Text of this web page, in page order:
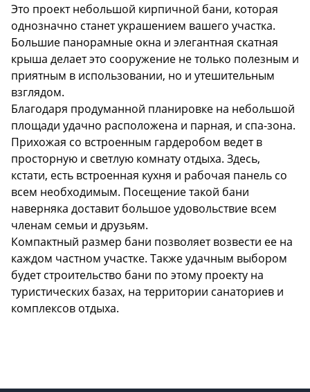
Description
Это проект небольшой кирпичной бани, которая
однозначно станет украшением вашего участка.
Большие панорамные окна и элегантная скатная
крыша делает это сооружение не только полезным и
приятным в использовании, но и утешительным
взглядом.
Благодаря продуманной планировке на небольшой
площади удачно расположена и парная, и спа-зона.
Прихожая со встроенным гардеробом ведет в
просторную и светлую комнату отдыха. Здесь,
кстати, есть встроенная кухня и рабочая панель со
всем необходимым. Посещение такой бани
наверняка доставит большое удовольствие всем
членам семьи и друзьям.
Компактный размер бани позволяет возвести ее на
каждом частном участке. Также удачным выбором
будет строительство бани по этому проекту на
туристических базах, на территории санаториев и
комплексов отдыха.